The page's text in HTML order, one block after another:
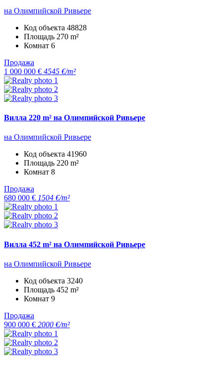
на Олимпийской Ривьере
Код объекта 48828
Площадь 270 m²
Комнат 6
Продажа
1 000 000 € 4545 €/m²
Вилла 220 m² на Олимпийской Ривьере
на Олимпийской Ривьере
Код объекта 41960
Площадь 220 m²
Комнат 8
Продажа
680 000 € 1504 €/m²
Вилла 452 m² на Олимпийской Ривьере
на Олимпийской Ривьере
Код объекта 3240
Площадь 452 m²
Комнат 9
Продажа
900 000 € 2000 €/m²